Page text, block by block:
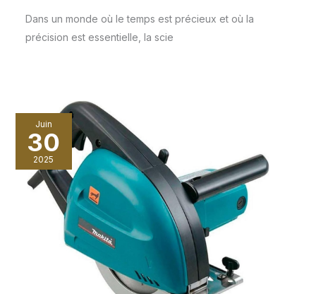
Dans un monde où le temps est précieux et où la
précision est essentielle, la scie
Juin
30
2025